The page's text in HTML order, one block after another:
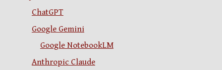
ChatGPT
Google Gemini
Google NotebookLM
Anthropic Claude